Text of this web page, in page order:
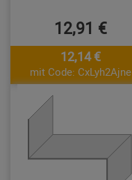
12,91 €
12,14 €
mit Code: CxLyh2Ajne